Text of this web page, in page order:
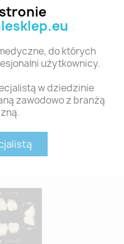
do których
użytkownicy.
w dziedzinie
zawodowo z branżą
YM. NAPERCE
POSTERIOR -...